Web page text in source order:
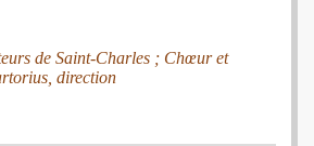
de Saint-Charles ; Chœur et
direction